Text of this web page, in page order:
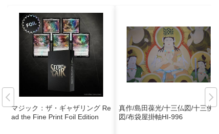
マジック：ザ・ギャザリング Re
ad the Fine Print Foil Edition
真作/島田葆光/十三仏図/十三佛
図/布袋屋掛軸HI-996